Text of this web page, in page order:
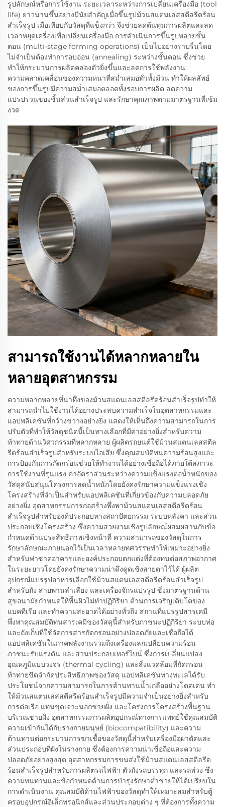
รูปลักษณ์หรือการใช้งาน ระยะเวลาระหว่างการเปลี่ยนเครื่องมือ (tool
life) ยาวนานขึ้นอย่างมีนัยสำคัญเมื่อขึ้นรูปม้วนสแตนเลสสตีลรีดร้อน
สำเร็จรูป เมื่อเทียบกับวัสดุที่แข็งกว่า จึงช่วยลดต้นทุนการผลิตและลด
เวลาหยุดเครื่องเพื่อเปลี่ยนเครื่องมือ การดำเนินการขึ้นรูปหลายขั้น
ตอน (multi-stage forming operations) เป็นไปอย่างราบรื่นโดย
ไม่จำเป็นต้องทำการอบอ่อน (annealing) ระหว่างขั้นตอน ซึ่งช่วย
ทำให้กระบวนการผลิตคล่องตัวยิ่งขึ้นและลดการใช้พลังงาน
ความคลาดเคลื่อนของความหนาที่สม่ำเสมอทั่วทั้งม้วน ทำให้ผลลัพธ์
ของการขึ้นรูปมีความสม่ำเสมอตลอดทั้งรอบการผลิต ลดความ
แปรปรวนของชิ้นส่วนสำเร็จรูป และรักษาคุณภาพตามมาตรฐานที่เข้ม
งวด
สามารถใช้งานได้หลากหลายใน
หลายอุตสาหกรรม
ความหลากหลายที่น่าทึ่งของม้วนสแตนเลสสตีลรีดร้อนสำเร็จรูปทำให้
สามารถนำไปใช้งานได้อย่างประสบความสำเร็จในอุตสาหกรรมและ
แอปพลิเคชันที่กว้างขวางอย่างยิ่ง แสดงให้เห็นถึงความสามารถในการ
ปรับตัวที่ทำให้วัสดุชนิดนี้เป็นทางเลือกที่มีค่าอย่างยิ่งสำหรับความ
ท้าทายด้านวิศวกรรมที่หลากหลาย ผู้ผลิตรถยนต์ใช้ม้วนสแตนเลสสตีล
รีดร้อนสำเร็จรูปสำหรับระบบไอเสีย ซึ่งคุณสมบัติทนความร้อนสูงและ
การป้องกันการกัดกร่อนช่วยให้ทำงานได้อย่างเชื่อถือได้ภายใต้สภาวะ
การใช้งานที่รุนแรง ค่าอัตราส่วนระหว่างความแข็งแรงต่อน้ำหนักของ
วัสดุสนับสนุนโครงการลดน้ำหนักโดยยังคงรักษาความแข็งแรงเชิง
โครงสร้างที่จำเป็นสำหรับแอปพลิเคชันที่เกี่ยวข้องกับความปลอดภัย
อย่างยิ่ง อุตสาหกรรมการก่อสร้างพึ่งพาม้วนสแตนเลสสตีลรีดร้อน
สำเร็จรูปสำหรับองค์ประกอบทางสถาปัตยกรรม ระบบหลังคา และส่วน
ประกอบเชิงโครงสร้าง ซึ่งความสวยงามเชิงรูปลักษณ์ผสมผสานกับข้อ
กำหนดด้านประสิทธิภาพเชิงหน้าที่ ความสามารถของวัสดุในการ
รักษาลักษณะภายนอกไว้เป็นเวลาหลายทศวรรษทำให้เหมาะอย่างยิ่ง
สำหรับฟาซาดอาคารและองค์ประกอบตกแต่งที่ต้องทนต่อสภาพอากาศ
ในระยะยาวโดยยังคงรักษาความน่าดึงดูดเชิงสายตาไว้ได้ ผู้ผลิต
อุปกรณ์แปรรูปอาหารเลือกใช้ม้วนสแตนเลสสตีลรีดร้อนสำเร็จรูป
สำหรับถัง สายพานลำเลียง และเครื่องจักรแปรรูป ซึ่งมาตรฐานด้าน
สุขอนามัยกำหนดให้พื้นผิวไม่ทำปฏิกิริยา ต้านการเจริญเติบโตของ
แบคทีเรีย และทำความสะอาดได้อย่างทั่วถึง สถานที่แปรรูปสารเคมี
พึ่งพาคุณสมบัติทนสารเคมีของวัสดุนี้สำหรับภาชนะปฏิกิริยา ระบบท่อ
และถังเก็บที่ใช้จัดการสารกัดกร่อนอย่างปลอดภัยและเชื่อถือได้
แอปพลิเคชันในภาคพลังงานรวมถึงเครื่องแลกเปลี่ยนความร้อน
ภาชนะรับแรงดัน และส่วนประกอบเทอร์ไบน์ ซึ่งการเปลี่ยนแปลง
อุณหภูมิแบบวงจร (thermal cycling) และสิ่งแวดล้อมที่กัดกร่อน
ท้าทายขีดจำกัดประสิทธิภาพของวัสดุ แอปพลิเคชันทางทะเลได้รับ
ประโยชน์จากความสามารถในการต้านทานน้ำเกลืออย่างโดดเด่น ทำ
ให้ม้วนสแตนเลสสตีลรีดร้อนสำเร็จรูปมีความจำเป็นอย่างยิ่งสำหรับ
การต่อเรือ แท่นขุดเจาะนอกชายฝั่ง และโครงการโครงสร้างพื้นฐาน
บริเวณชายฝั่ง อุตสาหกรรมการผลิตอุปกรณ์ทางการแพทย์ใช้คุณสมบัติ
ความเข้ากันได้กับร่างกายมนุษย์ (biocompatibility) และความ
ต้านทานต่อกระบวนการฆ่าเชื้อของวัสดุนี้สำหรับเครื่องมือผ่าตัดและ
ส่วนประกอบที่ฝังในร่างกาย ซึ่งต้องการความน่าเชื่อถือและความ
ปลอดภัยอย่างสูงสุด อุตสาหกรรมการขนส่งใช้ม้วนสแตนเลสสตีลรีด
ร้อนสำเร็จรูปสำหรับการผลิตรถไฟฟ้า ตัวถังรถบรรทุก และรถพ่วง ซึ่ง
ความทนทานและข้อกำหนดด้านการบำรุงรักษาต่ำช่วยให้ได้เปรียบใน
การดำเนินงาน คุณสมบัติด้านไฟฟ้าของวัสดุทำให้เหมาะสมสำหรับตู้
ครอบอุปกรณ์อิเล็กทรอนิกส์และส่วนประกอบต่าง ๆ ที่ต้องการทั้งความ